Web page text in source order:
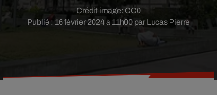
Publié : 16 février 2024 à 11h00 par Lucas Pierre
Crédit image: CC0